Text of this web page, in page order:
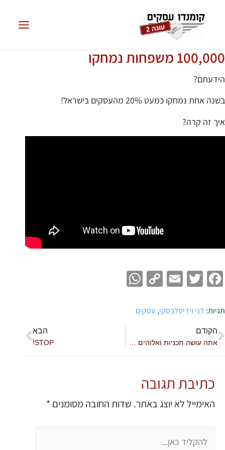
100,000 משפחות נמחקו
הידעתם?
בשנה אחת נמחקו כמעט 20% מהעסקים בישראל!
איך זה קרה?
Facebook
Twitter
Email
Copy
תגיות: דני וידיסלבסקי, עסקים
הקודם הבא
STOP!
כתיבת תגובה
האימייל לא יוצג באתר. שדות החובה מסומנים *